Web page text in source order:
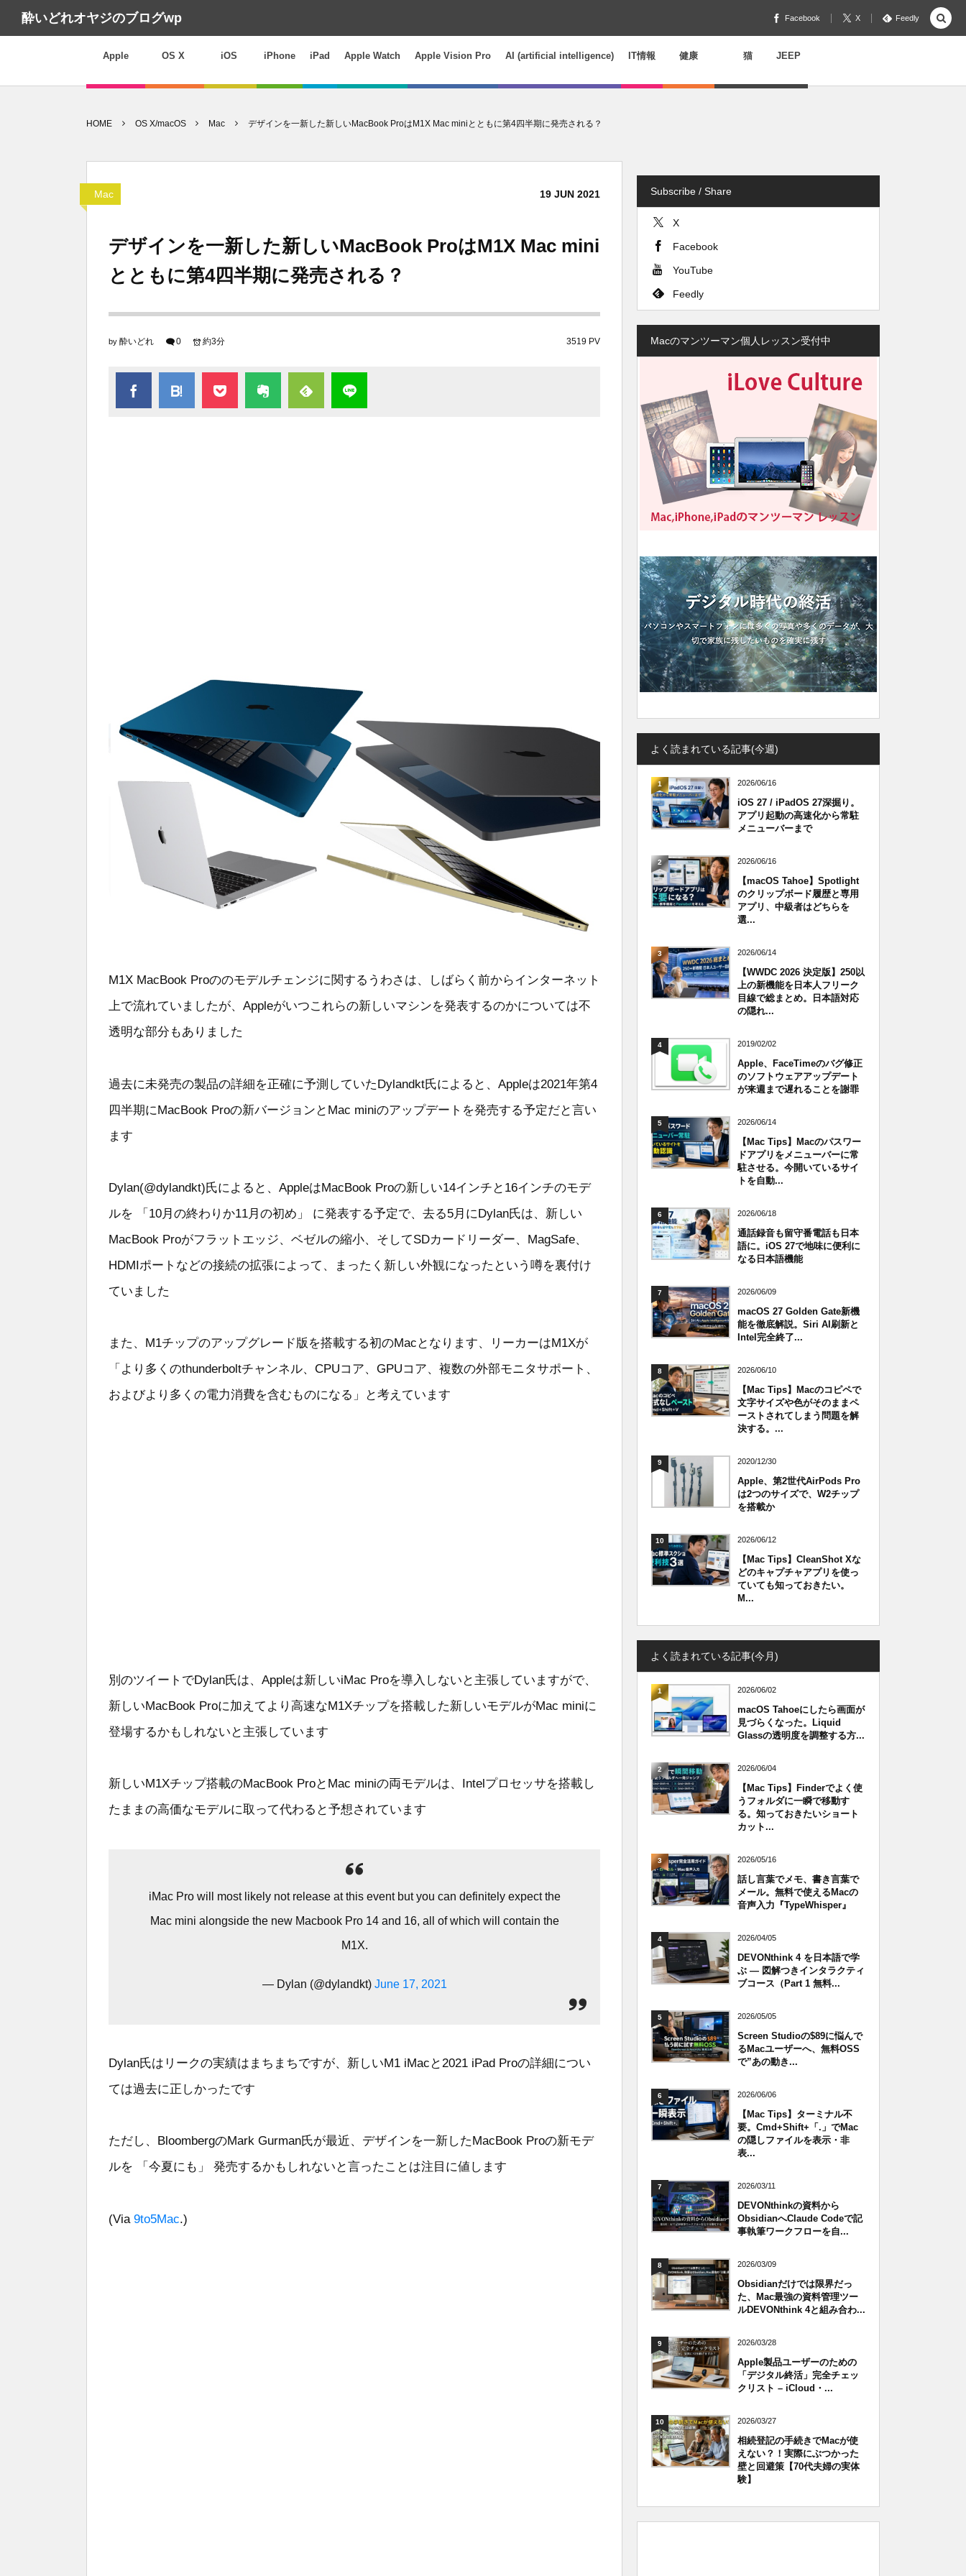
酔いどれオヤジのブログwp Facebook X Feedly
Apple OS X iOS iPhone iPad Apple Watch Apple Vision Pro AI (artificial intelligence) IT情報 健康 猫 JEEP
HOME OS X/macOS Mac デザインを一新した新しいMacBook ProはM1X Mac miniとともに第4四半期に発売される？
Mac 19 JUN 2021
デザインを一新した新しいMacBook ProはM1X Mac mini
とともに第4四半期に発売される？
by 酔いどれ 0 3519 PV
約3分
M1X MacBook Proののモデルチェンジに関するうわさは、しばらく前からインターネット
上で流れていましたが、Appleがいつこれらの新しいマシンを発表するのかについては不
透明な部分もありました
過去に未発売の製品の詳細を正確に予測していたDylandkt氏によると、Appleは2021年第4
四半期にMacBook Proの新バージョンとMac miniのアップデートを発売する予定だと言い
ます
Dylan(@dylandkt)氏によると、AppleはMacBook Proの新しい14インチと16インチのモデ
ルを 「10月の終わりか11月の初め」 に発表する予定で、去る5月にDylan氏は、新しい
MacBook Proがフラットエッジ、ベゼルの縮小、そしてSDカードリーダー、MagSafe、
HDMIポートなどの接続の拡張によって、まったく新しい外観になったという噂を裏付け
ていました
また、M1チップのアップグレード版を搭載する初のMacとなります、リーカーはM1Xが
「より多くのthunderboltチャンネル、CPUコア、GPUコア、複数の外部モニタサポート、
およびより多くの電力消費を含むものになる」と考えています
別のツイートでDylan氏は、Appleは新しいiMac Proを導入しないと主張していますがで、
新しいMacBook Proに加えてより高速なM1Xチップを搭載した新しいモデルがMac miniに
登場するかもしれないと主張しています
新しいM1Xチップ搭載のMacBook ProとMac miniの両モデルは、Intelプロセッサを搭載し
たままの高価なモデルに取って代わると予想されています
iMac Pro will most likely not release at this event but you can definitely expect the
Mac mini alongside the new Macbook Pro 14 and 16, all of which will contain the
M1X.
— Dylan (@dylandkt) June 17, 2021
Dylan氏はリークの実績はまちまちですが、新しいM1 iMacと2021 iPad Proの詳細につい
ては過去に正しかったです
ただし、BloombergのMark Gurman氏が最近、デザインを一新したMacBook Proの新モデ
ルを 「今夏にも」 発売するかもしれないと言ったことは注目に値します
(Via 9to5Mac.)
Subscribe / Share
X
Facebook
YouTube
Feedly
Macのマンツーマン個人レッスン受付中
よく読まれている記事(今週)
1 2026/06/16
iOS 27 / iPadOS 27深掘り。
アプリ起動の高速化から常駐
メニューバーまで
2 2026/06/16
【macOS Tahoe】Spotlight
のクリップボード履歴と専用
アプリ、中級者はどちらを
選...
3 2026/06/14
【WWDC 2026 決定版】250以
上の新機能を日本人フリーク
目線で総まとめ。日本語対応
の隠れ...
4 2019/02/02
Apple、FaceTimeのバグ修正
のソフトウェアアップデート
が来週まで遅れることを謝罪
5 2026/06/14
【Mac Tips】Macのパスワー
ドアプリをメニューバーに常
駐させる。今開いているサイ
トを自動...
6 2026/06/18
通話録音も留守番電話も日本
語に。iOS 27で地味に便利に
なる日本語機能
7 2026/06/09
macOS 27 Golden Gate新機
能を徹底解説。Siri AI刷新と
Intel完全終了...
8 2026/06/10
【Mac Tips】Macのコピペで
文字サイズや色がそのままペ
ーストされてしまう問題を解
決する。...
9 2020/12/30
Apple、第2世代AirPods Pro
は2つのサイズで、W2チップ
を搭載か
10 2026/06/12
【Mac Tips】CleanShot Xな
どのキャプチャアプリを使っ
ていても知っておきたい。
M...
よく読まれている記事(今月)
1 2026/06/02
macOS Tahoeにしたら画面が
見づらくなった。Liquid
Glassの透明度を調整する方...
2 2026/06/04
【Mac Tips】Finderでよく使
うフォルダに一瞬で移動す
る。知っておきたいショート
カット...
3 2026/05/16
話し言葉でメモ、書き言葉で
メール。無料で使えるMacの
音声入力『TypeWhisper』
4 2026/04/05
DEVONthink 4 を日本語で学
ぶ — 図解つきインタラクティ
ブコース（Part 1 無料...
5 2026/05/05
Screen Studioの$89に悩んで
るMacユーザーへ、無料OSS
で”あの動き...
6 2026/06/06
【Mac Tips】ターミナル不
要。Cmd+Shift+「.」でMac
の隠しファイルを表示・非
表...
7 2026/03/11
DEVONthinkの資料から
ObsidianへClaude Codeで記
事執筆ワークフローを自...
8 2026/03/09
Obsidianだけでは限界だっ
た、Mac最強の資料管理ツー
ルDEVONthink 4と組み合わ...
9 2026/03/28
Apple製品ユーザーのための
「デジタル終活」完全チェッ
クリスト – iCloud・...
10 2026/03/27
相続登記の手続きでMacが使
えない？！実際にぶつかった
壁と回避策【70代夫婦の実体
験】